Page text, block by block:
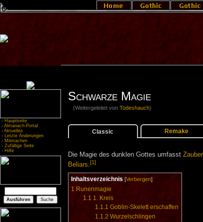
- Hauptseite
- Almanach-Portal
- Aktuelles
- Letzte Änderungen
- Mitmachen
- Zufällige Seite
- Hilfe
Schwarze Magie
(Weitergeleitet vonTodeshauch)
Classic Remake
Die Magie des dunklen Gottes umfasst Zauber
Beliars.[1]
Inhaltsverzeichnis [Verbergen]
1 Runenmagie
1.1 1. Kreis
1.1.1 Goblin-Skelett erschaffen
1.1.2 Wurzelschlingen